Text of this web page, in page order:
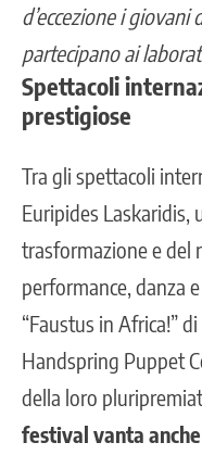
d’eccezione i
partecipano ai
Spettacoli
prestigiose
Tra gli spettacoli
Euripides Laskaridis,
trasformazione e del
performance, danza
“Faustus in Africa!”
Handspring Puppet
della loro
festival vanta